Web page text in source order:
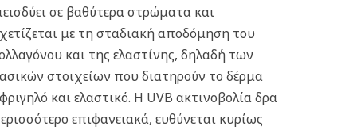
σε βαθύτερα στρώματα και
με τη σταδιακή αποδόμηση του
και της ελαστίνης, δηλαδή των
στοιχείων που διατηρούν το δέρμα
και ελαστικό. Η UVB ακτινοβολία δρα
επιφανειακά, ευθύνεται κυρίως